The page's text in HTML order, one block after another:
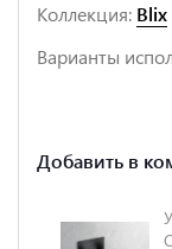
Коллекция: Blix
Варианты
Добавить в